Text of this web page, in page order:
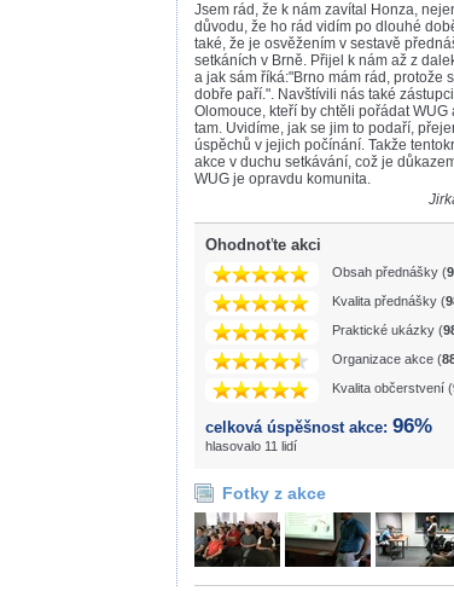
Jsem rád, že k nám zavítal Honza,
důvodu, že ho rád vidím po dlouhé
také, že je osvěžením v sestavě
setkáních v Brně. Přijel k nám až z
a jak sám říká:"Brno mám rád, protože
dobře paří.". Navštívili nás také zástupci
Olomouce, kteří by chtěli pořádat WUG
tam. Uvidíme, jak se jim to podaří,
úspěchů v jejich počínání. Takže
akce v duchu setkávání, což je
WUG je opravdu komunita.
Ohodnoťte akci
Obsah přednášky (
Kvalita přednášky (
Praktické ukázky (
Organizace akce (
Kvalita občerstvení (
celková úspěšnost akce: 96%
hlasovalo 11 lidí
Fotky z akce